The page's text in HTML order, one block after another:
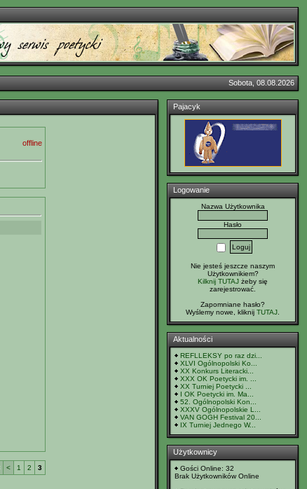
Sobota, 08.08.2026
offline
< 1 2 3
Pajacyk
Logowanie
Nazwa Użytkownika
Hasło
Nie jesteś jeszcze naszym
Użytkownikiem?
Kilknij TUTAJ żeby się
zarejestrować.
Zapomniane hasło?
Wyślemy nowe, kliknij TUTAJ
Aktualności
REFLLEKSY po raz dzi...
XLVI Ogólnopolski Ko...
XX Konkurs Literacki...
XXX OK Poetycki im. ...
XX Turniej Poetycki ...
I OK Poetycki im. Ma...
52. Ogólnopolski Kon...
XXXV Ogólnopolskie L...
VAN GOGH Festival 20...
IX Turniej Jednego W...
Użytkownicy
Gości Online: 32
Brak Użytkowników Online